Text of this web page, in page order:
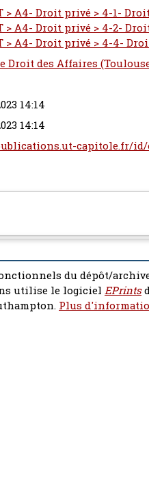
> A4- Droit privé > 4-1-
> A4- Droit privé > 4-2-
> A4- Droit privé > 4-4-
Droit des Affaires
14:14
14:14
capitole.fr/
du dépôt/
utilise le logiciel EPrints
Plus